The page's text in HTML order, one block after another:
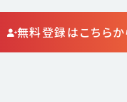
無料登録はこちらか